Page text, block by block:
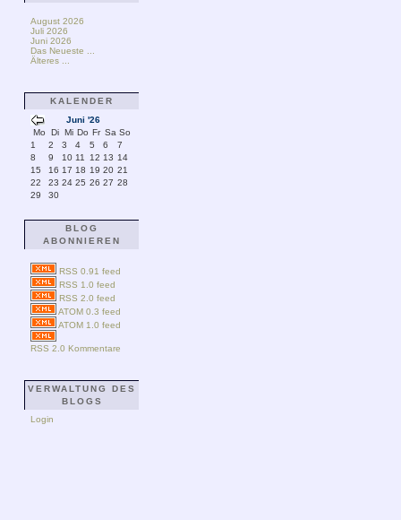
August 2026
Juli 2026
Juni 2026
Das Neueste ...
Älteres ...
KALENDER
Juni '26
Mo
Di Mi Do Fr Sa So
1
2 3 4 5 6
7
8
9 10 11 12 13 14
15
16 17 18 19 20 21
22
23 24 25 26 27 28
29
30
BLOG
ABONNIEREN
RSS 0.91 feed
RSS 1.0 feed
RSS 2.0 feed
ATOM 0.3 feed
ATOM 1.0 feed
RSS 2.0 Kommentare
VERWALTUNG DES
BLOGS
Login